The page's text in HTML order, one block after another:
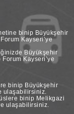
binip Büyükşehir
Kayseri’ye
Büyükşehir
Kayseri’ye
binip Büyükşehir
ulaşabilirsiniz.
binip Melikgazi
ulaşabilirsiniz.